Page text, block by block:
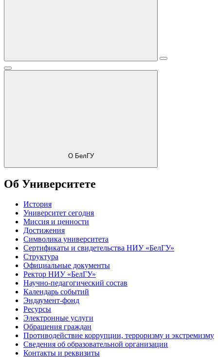
О БелГУ
Об Университете
История
Университет сегодня
Миссия и ценности
Достижения
Символика университета
Сертификаты и свидетельства НИУ «БелГУ»
Структура
Официальные документы
Ректор НИУ «БелГУ»
Научно-педагогический состав
Календарь событий
Эндаумент-фонд
Ресурсы
Электронные услуги
Обращения граждан
Противодействие коррупции, терроризму и экстремизму
Сведения об образовательной организации
Контакты и реквизиты